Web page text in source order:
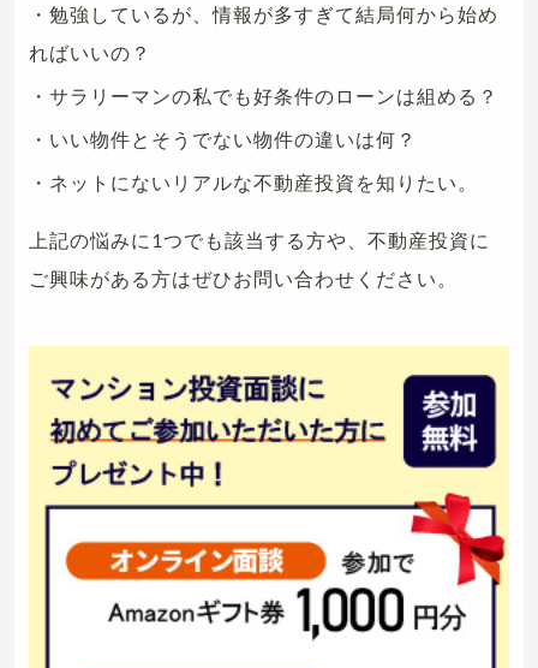
・勉強しているが、情報が多すぎて結局何から始め
ればいいの？
・サラリーマンの私でも好条件のローンは組める？
・いい物件とそうでない物件の違いは何？
・ネットにないリアルな不動産投資を知りたい。
上記の悩みに1つでも該当する方や、不動産投資に
ご興味がある方はぜひお問い合わせください。